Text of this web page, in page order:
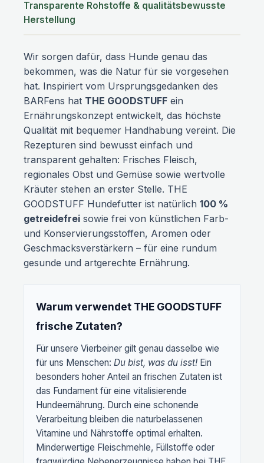
pflanzliche Nebenerzeugnisse
Technologische Zusatzstoffe: keine
Rohfaser 0,10% Feuchtigkeit 63,50%
Fütterungsempfehlung Als Ergänzung
zwischen täglichen Mahlzeiten. Bitte
stellen Sie Ihrem Hund und Ihrer Katze
ausreichend frisches Trinkwasser bereit.
Transparente Rohstoffe & qualitätsbewusste
Herstellung
Wir sorgen dafür, dass Hunde genau das
bekommen, was die Natur für sie vorgesehen
hat. Inspiriert vom Ursprungsgedanken des
BARFens hat THE GOODSTUFF ein
Ernährungskonzept entwickelt, das höchste
Qualität mit bequemer Handhabung vereint. Die
Rezepturen sind bewusst einfach und
transparent gehalten: Frisches Fleisch,
regionales Obst und Gemüse sowie wertvolle
Kräuter stehen an erster Stelle. THE
GOODSTUFF Hundefutter ist natürlich 100 %
getreidefrei sowie frei von künstlichen Farb-
und Konservierungsstoffen, Aromen oder
Geschmacksverstärkern – für eine rundum
gesunde und artgerechte Ernährung.
Warum verwendet THE GOODSTUFF
frische Zutaten?
Für unsere Vierbeiner gilt genau dasselbe wie
für uns Menschen: Du bist, was du isst! Ein
besonders hoher Anteil an frischen Zutaten ist
das Fundament für eine vitalisierende
Hundeernährung. Durch eine schonende
Verarbeitung bleiben die naturbelassenen
Vitamine und Nährstoffe optimal erhalten.
Minderwertige Fleischmehle, Füllstoffe oder